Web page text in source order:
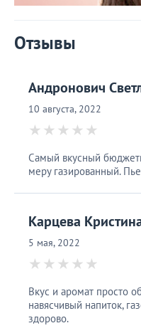
Отзывы
Андронович
10 августа, 2022
Самый вкусный
меру газированный.
Карцева
5 мая, 2022
Вкус и аромат просто
навясчивый напиток,
здорово.